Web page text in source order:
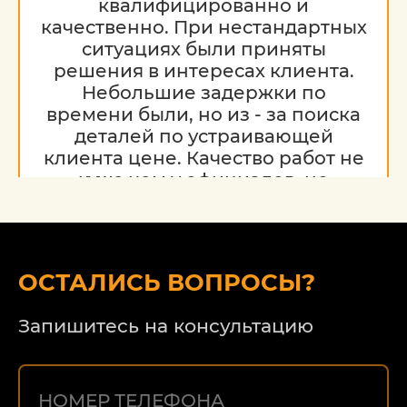
квалифицированно и
качественно. При нестандартных
ситуациях были приняты
решения в интересах клиента.
Небольшие задержки по
времени были, но из - за поиска
деталей по устраивающей
клиента цене. Качество работ не
хуже чем у официалов, но
работу, надеюсь на дальнейшее
ОСТАЛИСЬ ВОПРОСЫ?
Запишитесь на консультацию